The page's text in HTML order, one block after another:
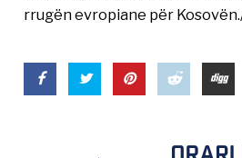
rrugën evropiane për